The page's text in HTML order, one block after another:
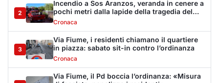
6
Monte Pino riapre dopo tredici anni, la Fit
Cisl: «Un traguardo per tutta la Gallura»
Sindacati
7
Riapre Monte Pino, CISL: «Giornata
importante, ora si acceleri sulla Olbia-
Arzachena-Palau»
Sindacati
La vicenda di Monte Pino: la timeline degli